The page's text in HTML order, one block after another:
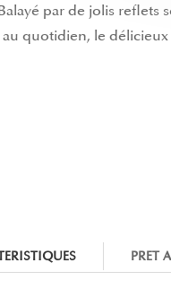
par de jolis reflets
quotidien, le
PRET